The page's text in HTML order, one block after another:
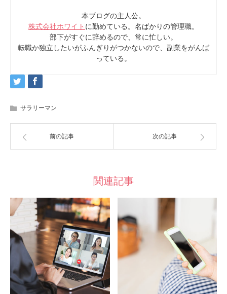
本ブログの主人公。
株式会社ホワイト に勤めている。名ばかりの管理職。
部下がすぐに辞めるので、常に忙しい。
転職か独立したいがふんぎりがつかないので、副業をがんば
っている。
サラリーマン
前の記事 次の記事
関連記事